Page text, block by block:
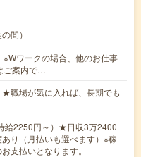
間）
ワークの場合、他のお仕事
ご案内で…
職場が気に入れば、長期でも
給2250円～）★日収3万2400
り（月払いも選べます）※稼
支払いとなります。